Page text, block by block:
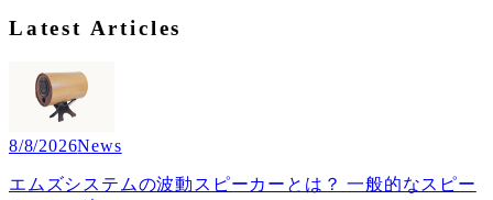
Latest Articles
8/8/2026News
エムズシステムの波動スピーカーとは？ 一般的なスピー